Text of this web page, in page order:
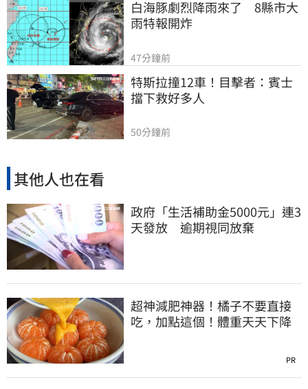
白海豚劇烈降雨來了　8縣市大
雨特報開炸
47分鐘前
特斯拉撞12車！目擊者：賓士
擋下救好多人
50分鐘前
其他人也在看
政府「生活補助金5000元」連3
天發放 逾期視同放棄
超神減肥神器！橘子不要直接
吃，加點這個！體重天天下降
PR